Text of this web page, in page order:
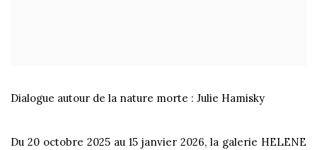
Dialogue autour de la nature morte : Julie Hamisky
Du 20 octobre 2025 au 15 janvier 2026, la galerie HELENE